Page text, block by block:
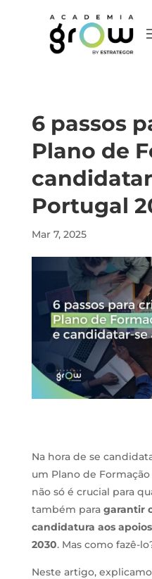
6 passos
Plano de
Portugal
Mar 7, 2025
Na hora de se
um Plano de
não só é crucial para
também para garantir
candidatura aos
2030. Mas como fazê-
Neste artigo,